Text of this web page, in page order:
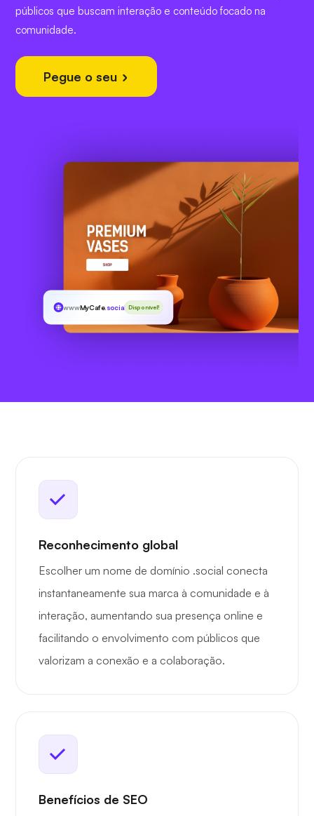
públicos que buscam interação e conteúdo focado na
comunidade.
Pegue o seu
wwwMyCafe.social Disponível!
Reconhecimento global
Escolher um nome de domínio .social conecta
instantaneamente sua marca à comunidade e à
interação, aumentando sua presença online e
facilitando o envolvimento com públicos que
valorizam a conexão e a colaboração.
Benefícios de SEO